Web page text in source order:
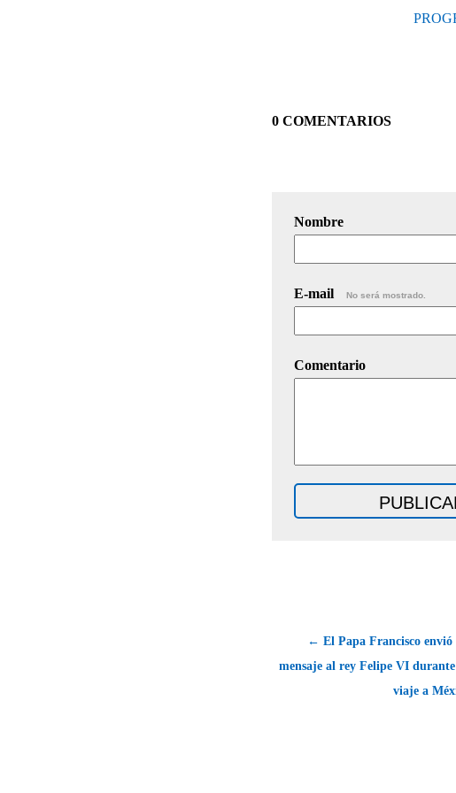
0 COMENTARIOS
Nombre
E-mail No será mostrado.
Comentario
← El Papa Francisco envió
mensaje al rey Felipe VI durante
viaje a